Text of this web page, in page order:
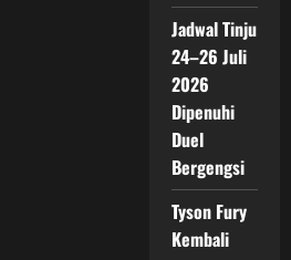
Jadwal Tinju
24–26 Juli
2026
Dipenuhi
Duel
Bergengsi
Tyson Fury
Kembali